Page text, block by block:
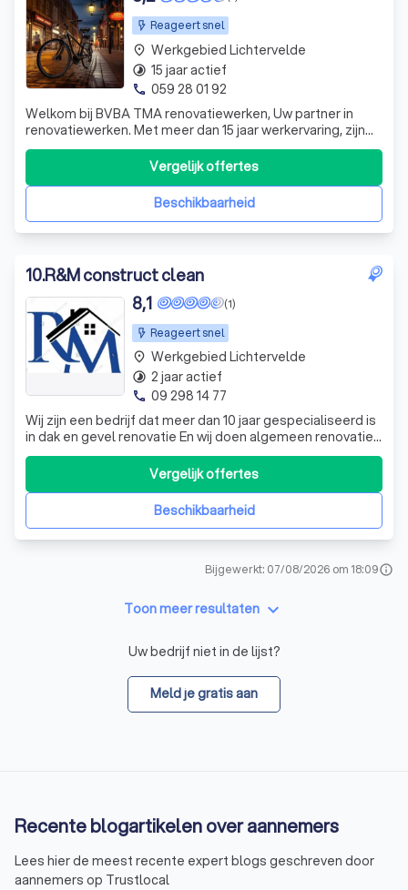
Reageert snel
Welkom bij BVBA TMA renovatiewerken, Uw partner in
renovatiewerken. Met meer dan 15 jaar werkervaring, zijn
wij gespecialiseerd in pleister-, plamuur en
schilderwerken. Eveneens doen wij betegeling, centrale
verwarming, dak- en electriciteitswerken. De tevredenheid
van de klant voor de uitgevoerde
Beschikbaarheid
Vergelijk offertes
place Werkgebied Lichtervelde
timelapse 15 jaar actief
phone 059 28 01 92
10.R&M construct clean
Reageert snel
(1)
8,1
Wij zijn een bedrijf dat meer dan 10 jaar gespecialiseerd is
in dak en gevel renovatie En wij doen algemeen renovatie
werken ook
Beschikbaarheid
Vergelijk offertes
place Werkgebied Lichtervelde
timelapse 2 jaar actief
phone 09 298 14 77
Bijgewerkt: 07/08/2026 om 18:09info
Toon meer resultaten keyboard_arrow_down
Uw bedrijf niet in de lijst?
Meld je gratis aan
Recente blogartikelen over aannemers
Lees hier de meest recente expert blogs geschreven door
aannemers op Trustlocal